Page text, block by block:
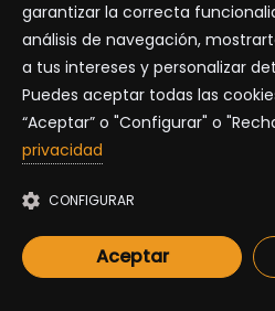
garantizar la correcta
análisis de navegación,
a tus intereses y personalizar
Puedes aceptar todas las
“Aceptar” o "Configurar" o
privacidad
CONFIGURAR
Aceptar